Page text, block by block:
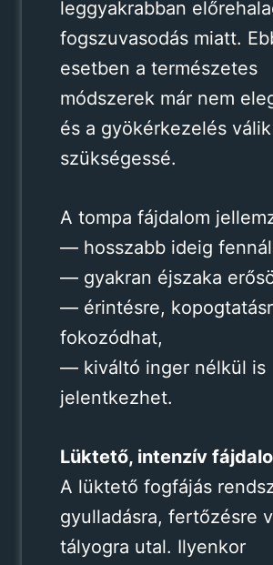
leggyakrabban
fogszuvasodás miatt.
esetben a természetes
módszerek már nem
és a gyökérkezelés válik
szükségessé.
A tompa fájdalom
— hosszabb ideig
— gyakran éjszaka
— érintésre,
fokozódhat,
— kiváltó inger nélkül is
jelentkezhet.
Lüktető, intenzív
A lüktető fogfájás
gyulladásra, fertőzésre
tályogra utal. Ilyenkor